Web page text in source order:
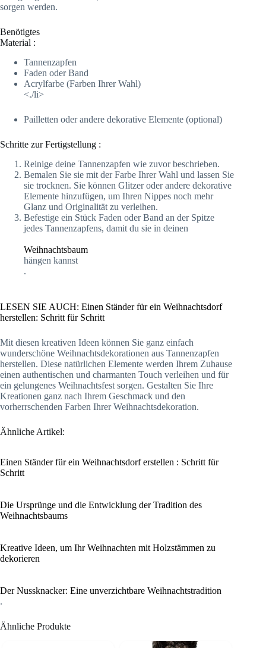
sorgen werden.
Benötigtes
Material :
Tannenzapfen
Faden oder Band
Acrylfarbe (Farben Ihrer Wahl)
<./li>
Pailletten oder andere dekorative Elemente (optional)
Schritte zur Fertigstellung :
Reinige deine Tannenzapfen wie zuvor beschrieben.
Bemalen Sie sie mit der Farbe Ihrer Wahl und lassen Sie
sie trocknen. Sie können Glitzer oder andere dekorative
Elemente hinzufügen, um Ihren Nippes noch mehr
Glanz und Originalität zu verleihen.
Befestige ein Stück Faden oder Band an der Spitze
jedes Tannenzapfens, damit du sie in deinen
Weihnachtsbaum
hängen kannst
.
LESEN SIE AUCH: Einen Ständer für ein Weihnachtsdorf
herstellen: Schritt für Schritt
Mit diesen kreativen Ideen können Sie ganz einfach
wunderschöne Weihnachtsdekorationen aus Tannenzapfen
herstellen. Diese natürlichen Elemente werden Ihrem Zuhause
einen authentischen und charmanten Touch verleihen und für
ein gelungenes Weihnachtsfest sorgen. Gestalten Sie Ihre
Kreationen ganz nach Ihrem Geschmack und den
vorherrschenden Farben Ihrer Weihnachtsdekoration.
Ähnliche Artikel:
Einen Ständer für ein Weihnachtsdorf erstellen : Schritt für
Schritt
Die Ursprünge und die Entwicklung der Tradition des
Weihnachtsbaums
Kreative Ideen, um Ihr Weihnachten mit Holzstämmen zu
dekorieren
Der Nussknacker: Eine unverzichtbare Weihnachtstradition
.
Ähnliche Produkte